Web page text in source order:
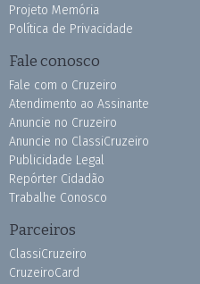
Projeto Memória
Política de Privacidade
Fale conosco
Fale com o Cruzeiro
Atendimento ao Assinante
Anuncie no Cruzeiro
Anuncie no ClassiCruzeiro
Publicidade Legal
Repórter Cidadão
Trabalhe Conosco
Parceiros
ClassiCruzeiro
CruzeiroCard